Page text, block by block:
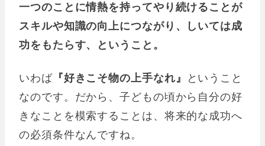
一つのことに情熱を持ってやり続けることが
スキルや知識の向上につながり、しいては成
功をもたらす、ということ。
いわば『好きこそ物の上手なれ』 ということ
なのです。だから、子どもの頃から自分の好
きなことを模索することは、将来的な成功へ
の必須条件なんですね。